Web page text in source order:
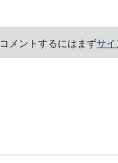
コメントするにはまずサ